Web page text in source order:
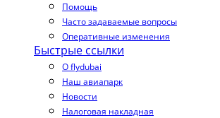
Помощь
Часто задаваемые вопросы
Оперативные изменения
Быстрые ссылки
О flydubai
Наш авиапарк
Новости
Налоговая накладная